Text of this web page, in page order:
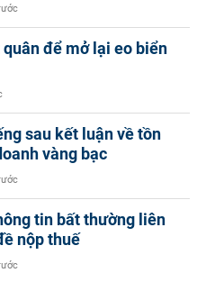
để mở lại eo biển
sau kết luận về tồn
vàng bạc
tin bất thường liên
nộp thuế